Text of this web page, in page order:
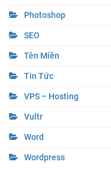
Photoshop
SEO
Tên Miền
Tin Tức
VPS – Hosting
Vultr
Word
Wordpress